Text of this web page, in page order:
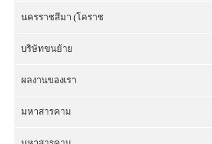
นครราชสีมา (โคราช
บริษัทขนย้าย
ผลงานของเรา
มหาสารคาม